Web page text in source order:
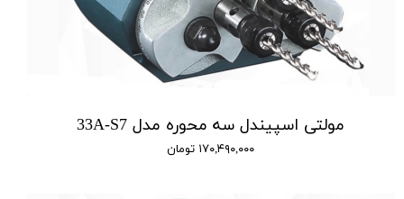
مولتی اسپیندل سه محوره مدل 33A-S7
۱۷۰,۴۹۰,۰۰۰ تومان